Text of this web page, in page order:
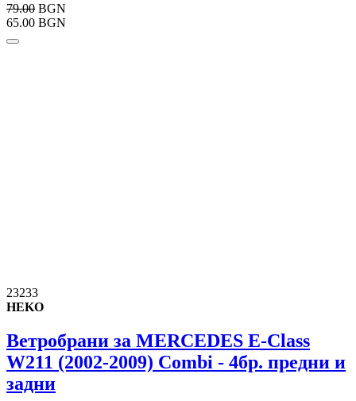
79.00 BGN
65.00 BGN
23233
HEKO
Ветробрани за MERCEDES E-Class
W211 (2002-2009) Combi - 4бр. предни и
задни